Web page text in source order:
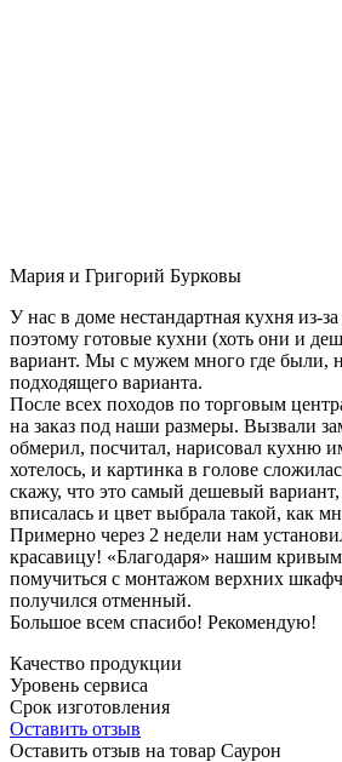
Мария и Григорий Бурковы
У нас в доме нестандартная кухня из-
поэтому готовые кухни (хоть они и
вариант. Мы с мужем много где были,
подходящего варианта.
После всех походов по торговым
на заказ под наши размеры. Вызвали
обмерил, посчитал, нарисовал кухню
хотелось, и картинка в голове
скажу, что это самый дешевый
вписалась и цвет выбрала такой, как
Примерно через 2 недели нам
красавицу! «Благодаря» нашим
помучиться с монтажом верхних
получился отменный.
Большое всем спасибо! Рекомендую!
Качество продукции
Уровень сервиса
Срок изготовления
Оставить отзыв
Оставить отзыв на товар Саурон